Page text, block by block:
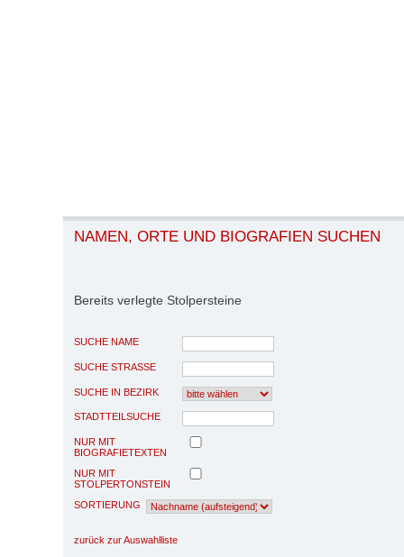
NAMEN, ORTE UND BIOGRAFIEN SUCHEN
Bereits verlegte Stolpersteine
SUCHE NAME
SUCHE STRASSE
SUCHE IN BEZIRK
STADTTEILSUCHE
NUR MIT
BIOGRAFIETEXTEN
NUR MIT
STOLPERTONSTEIN
SORTIERUNG
zurück zur Auswahlliste